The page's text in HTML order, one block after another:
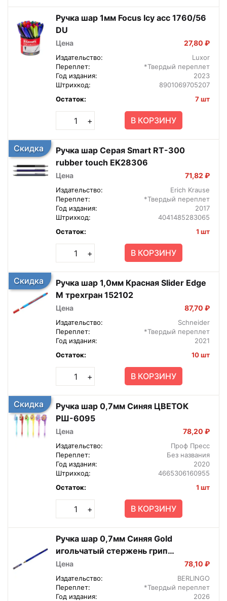
Ручка шар 1мм Focus Icy асс 1760/56
DU
Цена 27,80 ₽
Издательство:
Luxor
Переплет:
*Твердый переплет
Год издания:
2023
Штрихкод:
8901069705207
Остаток:
7 шт
+ В КОРЗИНУ
Скидка
Ручка шар Серая Smart RT-300
rubber touch EK28306
Цена 71,82 ₽
Издательство:
Erich Krause
Переплет:
*Твердый переплет
Год издания:
2017
Штрихкод:
4041485283065
Остаток:
1 шт
+ В КОРЗИНУ
Скидка
Ручка шар 1,0мм Красная Slider Edge
M трехгран 152102
Цена 87,70 ₽
Издательство:
Schneider
Переплет:
*Твердый переплет
Год издания:
2021
Остаток:
10 шт
+ В КОРЗИНУ
Скидка
Ручка шар 0,7мм Синяя ЦВЕТОК
РШ-6095
Цена 78,20 ₽
Издательство:
Проф Пресс
Переплет:
Без названия
Год издания:
2020
Штрихкод:
4665306160955
Остаток:
1 шт
+ В КОРЗИНУ
Ручка шар 0,7мм Синяя Gold
игольчатый стержень грип
CBp_07500
Цена 78,10 ₽
Издательство:
BERLINGO
Переплет:
*Твердый переплет
Год издания:
2026